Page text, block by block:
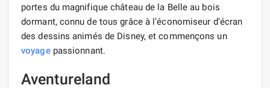
portes du magnifique château de la Belle au bois
dormant, connu de tous grâce à l’économiseur d’écran
des dessins animés de Disney, et commençons un
voyagepassionnant.
Aventureland